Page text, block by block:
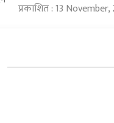
प्रकाशित : 13